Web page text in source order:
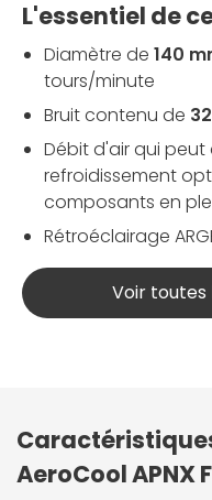
L'essentiel de
Diamètre de 140
tours/minute
Bruit contenu de
Débit d'air qui peut
refroidissement
composants en
Rétroéclairage
Voir
AeroCool APNX